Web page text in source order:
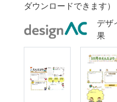
ダウンロードできます）
デザ
果